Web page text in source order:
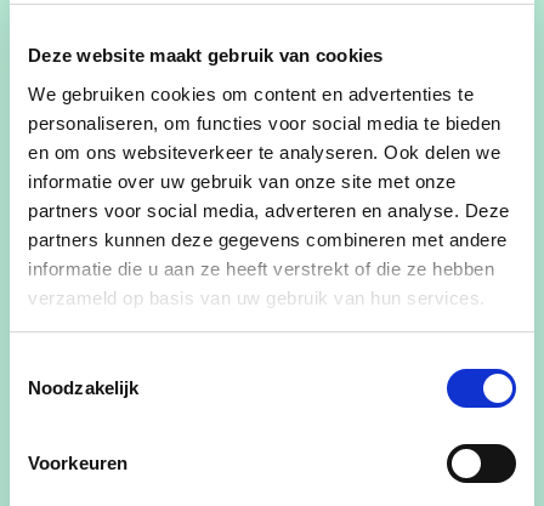
Deze website maakt gebruik van cookies
We gebruiken cookies om content en advertenties te
personaliseren, om functies voor social media te bieden
en om ons websiteverkeer te analyseren. Ook delen we
informatie over uw gebruik van onze site met onze
partners voor social media, adverteren en analyse. Deze
partners kunnen deze gegevens combineren met andere
informatie die u aan ze heeft verstrekt of die ze hebben
verzameld op basis van uw gebruik van hun services.
Noodzakelijk
Voorkeuren
Ja, ik wens de cd&v nieuwsbrief te ontvangen
Ja, cd&v mag me contacteren voor zaken aangaande dit
evenement
Ja, ik aanvaard de privacyvoorwaarden
Hoeveel personen naast jezelf neem je nog mee?